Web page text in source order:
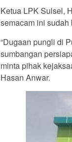
Ketua LPK Sulsel,
semacam ini
“Dugaan pungli di
sumbangan
minta pihak
Hasan Anwar.